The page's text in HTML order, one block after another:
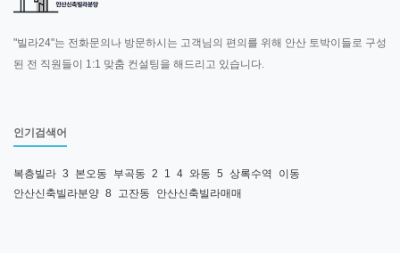
"빌라24"는 전화문의나 방문하시는 고객님의 편의를 위해 안산 토박이들로 구성
된 전 직원들이 1:1 맞춤 컨설팅을 해드리고 있습니다.
인기검색어
복층빌라 3 본오동 부곡동 2 1 4 와동 5 상록수역
이동
안산신축빌라분양 8 고잔동 안산신축빌라매매